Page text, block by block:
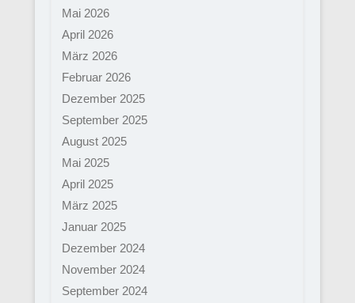
Mai 2026
April 2026
März 2026
Februar 2026
Dezember 2025
September 2025
August 2025
Mai 2025
April 2025
März 2025
Januar 2025
Dezember 2024
November 2024
September 2024